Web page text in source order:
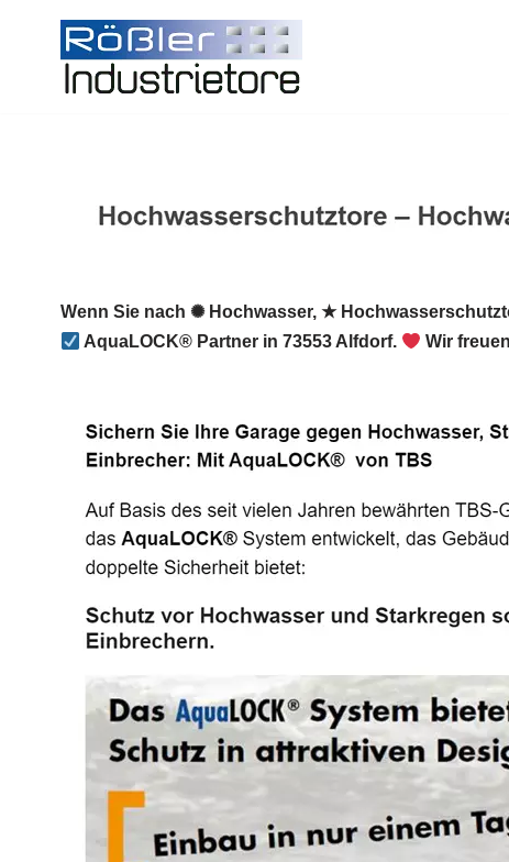
Wenn Sie nach ✺ Hochwasser, ★
AquaLOCK® Partner in 73553 Alfdorf.
Wir